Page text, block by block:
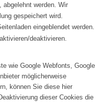
werden. Wir
gespeichert wird.
eingeblendet werden.
deaktivieren.
wie Google Webfonts, Google
möglicherweise
können Sie diese hier
dieser Cookies die